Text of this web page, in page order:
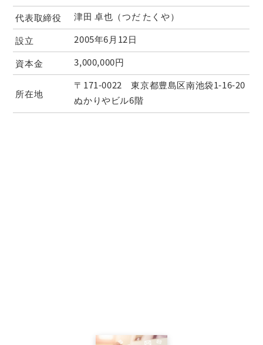
代表取締役
津田 卓也（つだ たくや）
設立
2005年6月12日
資本金
3,000,000円
所在地
〒171-0022 東京都豊島区南池袋1-16-20
ぬかりやビル6階